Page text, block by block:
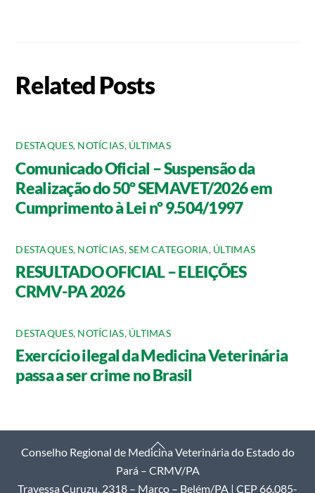
Related Posts
DESTAQUES, NOTÍCIAS, ÚLTIMAS
Comunicado Oficial – Suspensão da
Realização do 50º SEMAVET/2026 em
Cumprimento à Lei nº 9.504/1997
DESTAQUES, NOTÍCIAS,SEM CATEGORIA, ÚLTIMAS
RESULTADO OFICIAL – ELEIÇÕES
CRMV-PA 2026
DESTAQUES, NOTÍCIAS, ÚLTIMAS
Exercício ilegal da Medicina Veterinária
passa a ser crime no Brasil
Back
Conselho Regional de Medicina Veterinária do Estado do
Pará – CRMV/PA
Travessa Curuzu, 2318 – Marco – Belém/PA | CEP 66.085-